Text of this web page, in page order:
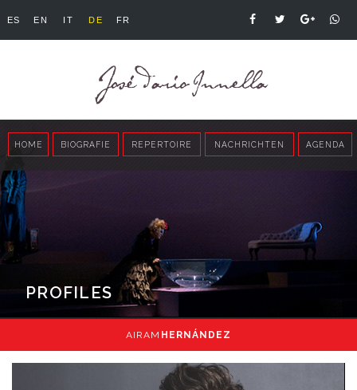
ES EN IT DE FR
HOME BIOGRAFIE REPERTOIRE NACHRICHTEN AGENDA
PROFILES
AIRAM HERNÁNDEZ